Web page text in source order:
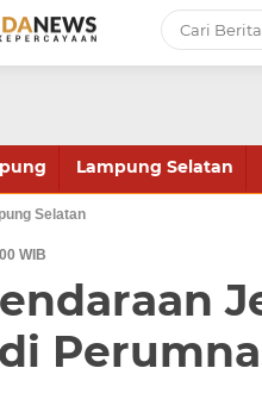
Lampung Selatan
Selatan
WIB